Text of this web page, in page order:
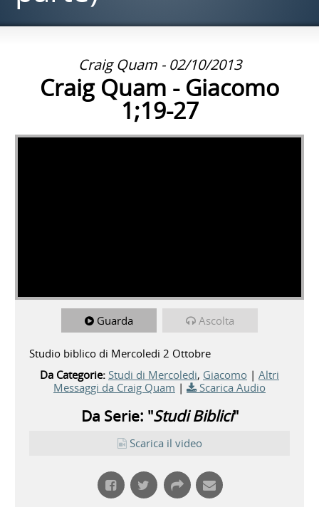
Craig Quam - 02/10/2013
Craig Quam - Giacomo
1;19-27
Guarda Ascolta
Studio biblico di Mercoledi 2 Ottobre
Da Categorie: Studi di Mercoledi, Giacomo | Altri
Messaggi da Craig Quam | Scarica Audio
Da Serie: "Studi Biblici"
Scarica il video